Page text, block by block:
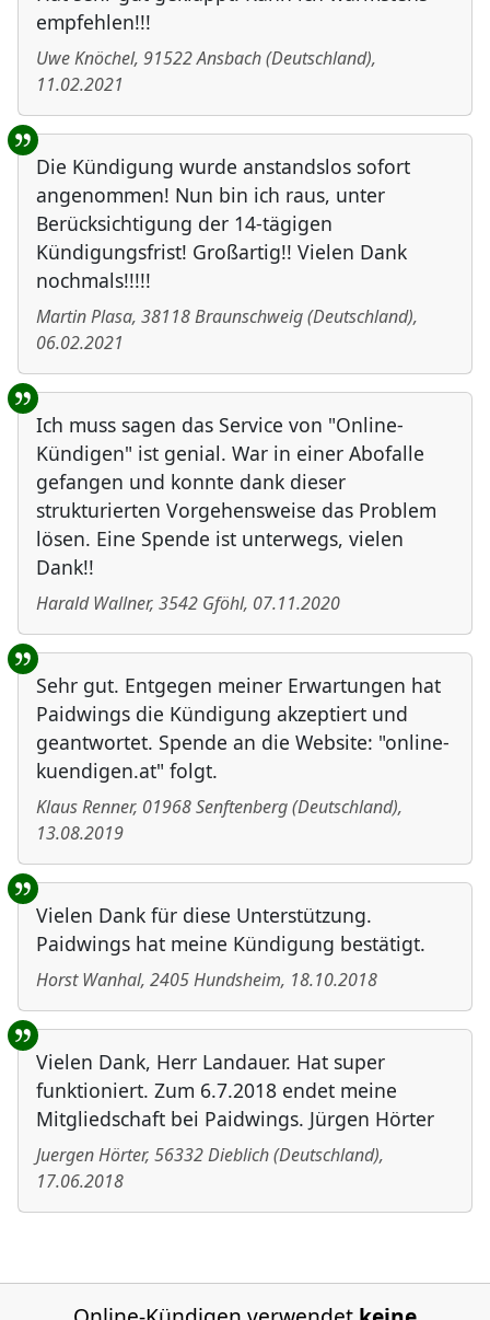
empfehlen!!!
Uwe Knöchel, 91522Ansbach(Deutschland),
11.02.2021
Die Kündigung wurde anstandslos sofort
angenommen! Nun bin ich raus, unter
Berücksichtigung der 14-tägigen
Kündigungsfrist! Großartig!! Vielen Dank
nochmals!!!!!
Martin Plasa, 38118Braunschweig(Deutschland),
06.02.2021
Ich muss sagen das Service von "Online-
Kündigen" ist genial. War in einer Abofalle
gefangen und konnte dank dieser
strukturierten Vorgehensweise das Problem
lösen. Eine Spende ist unterwegs, vielen
Dank!!
Harald Wallner, 3542 Gföhl, 07.11.2020
Sehr gut. Entgegen meiner Erwartungen hat
Paidwings die Kündigung akzeptiert und
geantwortet. Spende an die Website: "online-
kuendigen.at" folgt.
Klaus Renner, 01968Senftenberg(Deutschland),
13.08.2019
Vielen Dank für diese Unterstützung.
Paidwings hat meine Kündigung bestätigt.
Horst Wanhal, 2405Hundsheim, 18.10.2018
Vielen Dank, Herr Landauer. Hat super
funktioniert. Zum 6.7.2018 endet meine
Mitgliedschaft bei Paidwings. Jürgen Hörter
Juergen Hörter, 56332Dieblich(Deutschland),
17.06.2018